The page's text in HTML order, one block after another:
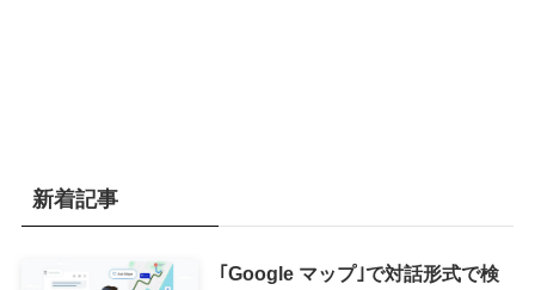
新着記事
｢Google マップ｣で対話形式で検